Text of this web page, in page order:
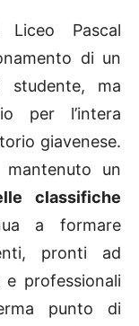
Pascal
di un
studente, ma
per l’intera
giavenese.
un
classifiche
a formare
pronti ad
professionali
punto di